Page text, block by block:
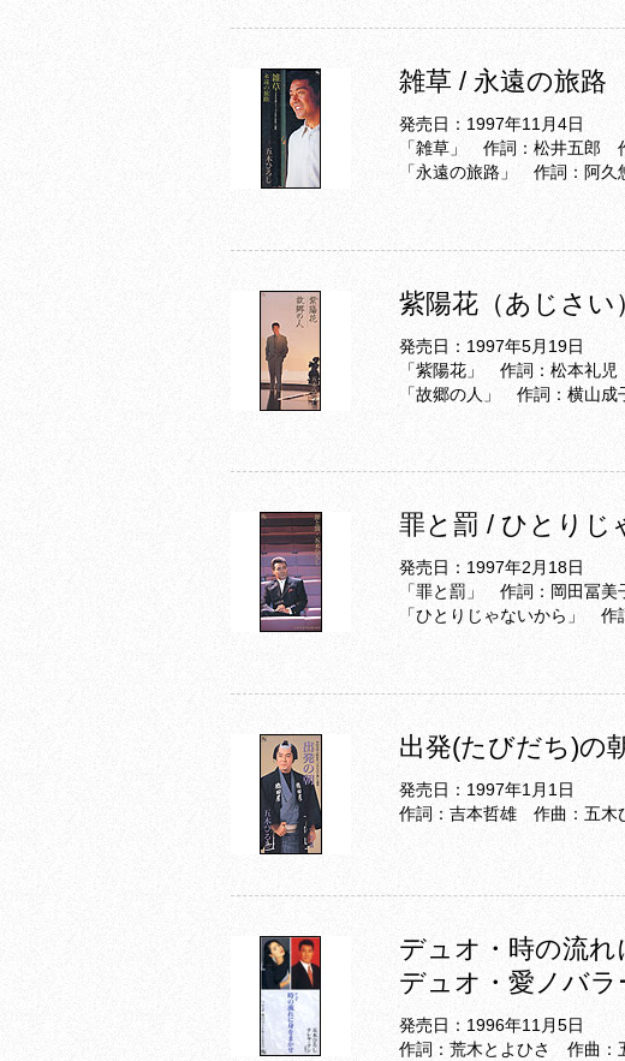
雑草 / 永遠の旅路
発売日：1997年11月4日
「雑草」 作詞：松井五郎
「永遠の旅路」 作詞：阿
紫陽花（あじさい
発売日：1997年5月19日
「紫陽花」 作詞：松本礼
「故郷の人」 作詞：横山
罪と罰 / ひとりじ
発売日：1997年2月18日
「罪と罰」 作詞：岡田冨
「ひとりじゃないから」 作
出発(たびだち)の
発売日：1997年1月1日
作詞：吉本哲雄 作曲：五木
デュオ・時の流れ
デュオ・愛ノバ
発売日：1996年11月5日
作詞：荒木とよひさ 作曲：